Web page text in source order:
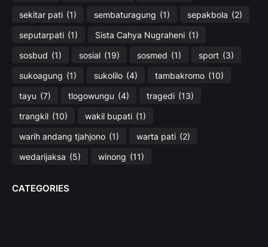
sekitar pati (1) sembaturagung (1) sepakbola (2)
seputarpati (1) Sista Cahya Nugraheni (1)
sosbud (1) sosial (19) sosmed (1) sport (3)
sukoagung (1) sukolilo (4) tambakromo (10)
tayu (7) tlogowungu (4) tragedi (13)
trangkil (10) wakil bupati (1)
warih andang tjahjono (1) warta pati (2)
wedarijaksa (5) winong (11)
CATEGORIES